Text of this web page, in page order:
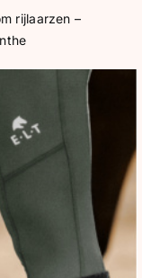
rijlaarzen –